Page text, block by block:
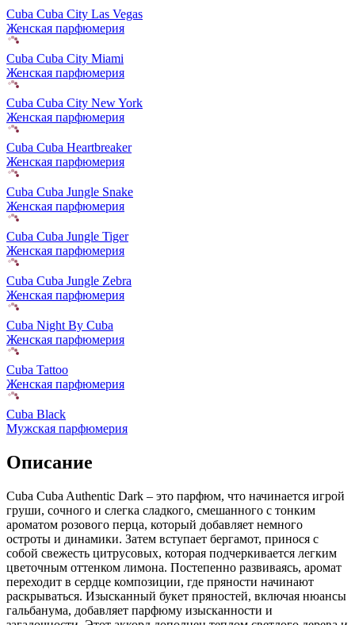
Cuba Cuba City Las Vegas
Женская парфюмерия
Cuba Cuba City Miami
Женская парфюмерия
Cuba Cuba City New York
Женская парфюмерия
Cuba Cuba Heartbreaker
Женская парфюмерия
Cuba Cuba Jungle Snake
Женская парфюмерия
Cuba Cuba Jungle Tiger
Женская парфюмерия
Cuba Cuba Jungle Zebra
Женская парфюмерия
Cuba Night By Cuba
Женская парфюмерия
Cuba Tattoo
Женская парфюмерия
Cuba Black
Мужская парфюмерия
Описание
Cuba Cuba Authentic Dark – это парфюм, что начинается игрой
груши, сочного и слегка сладкого, смешанного с тонким
ароматом розового перца, который добавляет немного
остроты и динамики. Затем вступает бергамот, принося с
собой свежесть цитрусовых, которая подчеркивается легким
цветочным оттенком лимона. Постепенно развиваясь, аромат
переходит в сердце композиции, где пряности начинают
раскрываться. Изысканный букет пряностей, включая нюансы
гальбанума, добавляет парфюму изысканности и